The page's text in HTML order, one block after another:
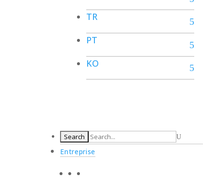
TR
PT
KO
Entreprise